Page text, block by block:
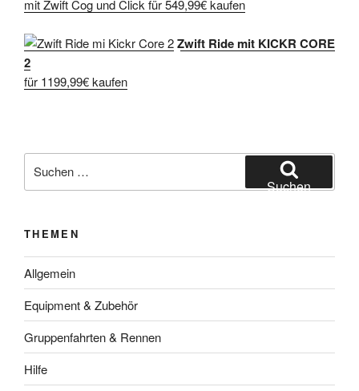
mit Zwift Cog und Click für 549,99€ kaufen
Zwift Ride mit KICKR CORE
2
für 1199,99€ kaufen
nach:
Suchen
THEMEN
Allgemein
Equipment & Zubehör
Gruppenfahrten & Rennen
Hilfe